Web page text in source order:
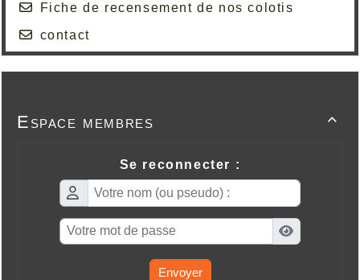
Fiche de recensement de nos colotis
contact

Espace membres
Se reconnecter :
Envoyer